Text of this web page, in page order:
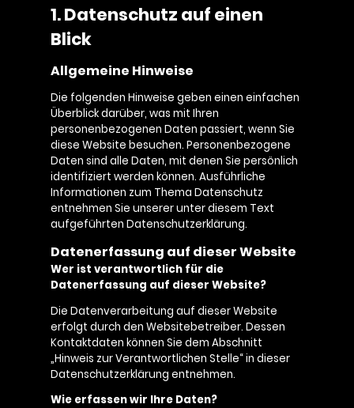
1. Datenschutz auf einen
Blick
Allgemeine Hinweise
Die folgenden Hinweise geben einen einfachen
Überblick darüber, was mit Ihren
personenbezogenen Daten passiert, wenn Sie
diese Website besuchen. Personenbezogene
Daten sind alle Daten, mit denen Sie persönlich
identifiziert werden können. Ausführliche
Informationen zum Thema Datenschutz
entnehmen Sie unserer unter diesem Text
aufgeführten Datenschutzerklärung.
Datenerfassung auf dieser Website
Wer ist verantwortlich für die
Datenerfassung auf dieser Website?
Die Datenverarbeitung auf dieser Website
erfolgt durch den Websitebetreiber. Dessen
Kontaktdaten können Sie dem Abschnitt
„Hinweis zur Verantwortlichen Stelle“ in dieser
Datenschutzerklärung entnehmen.
Wie erfassen wir Ihre Daten?